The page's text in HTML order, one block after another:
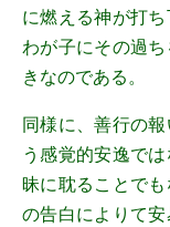
に燃える神が打
わが子にその過
きなのである。
同様に、善行の
う感覚的安逸で
昧に耽ることで
の告白によりて